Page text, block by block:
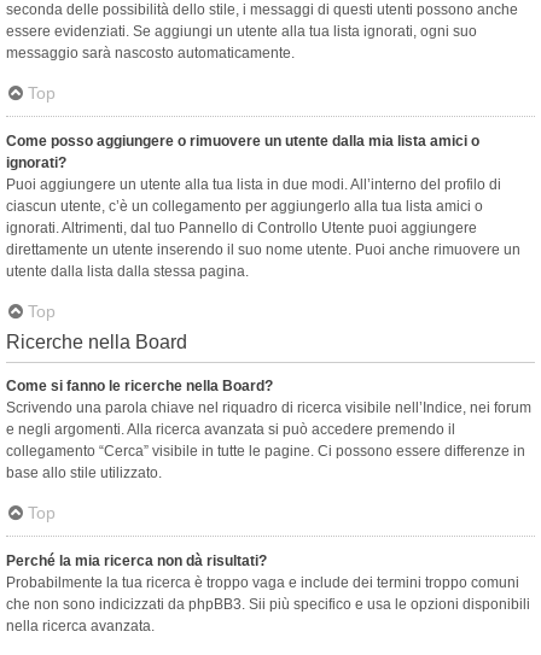
seconda delle possibilità dello stile, i messaggi di questi utenti possono anche
essere evidenziati. Se aggiungi un utente alla tua lista ignorati, ogni suo
messaggio sarà nascosto automaticamente.
Top
Come posso aggiungere o rimuovere un utente dalla mia lista amici o
ignorati?
Puoi aggiungere un utente alla tua lista in due modi. All’interno del profilo di
ciascun utente, c’è un collegamento per aggiungerlo alla tua lista amici o
ignorati. Altrimenti, dal tuo Pannello di Controllo Utente puoi aggiungere
direttamente un utente inserendo il suo nome utente. Puoi anche rimuovere un
utente dalla lista dalla stessa pagina.
Top
Ricerche nella Board
Come si fanno le ricerche nella Board?
Scrivendo una parola chiave nel riquadro di ricerca visibile nell’Indice, nei forum
e negli argomenti. Alla ricerca avanzata si può accedere premendo il
collegamento “Cerca” visibile in tutte le pagine. Ci possono essere differenze in
base allo stile utilizzato.
Top
Perché la mia ricerca non dà risultati?
Probabilmente la tua ricerca è troppo vaga e include dei termini troppo comuni
che non sono indicizzati da phpBB3. Sii più specifico e usa le opzioni disponibili
nella ricerca avanzata.